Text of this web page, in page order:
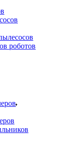
роботов